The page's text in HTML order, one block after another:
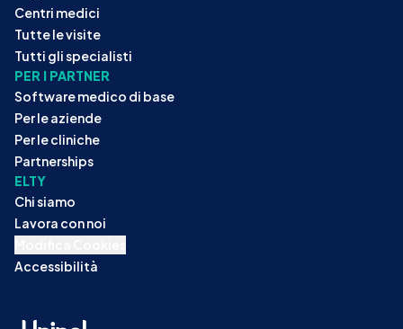
Centri medici
Tutte le visite
Tutti gli specialisti
PER I PARTNER
Software medico di base
Per le aziende
Per le cliniche
Partnerships
ELTY
Chi siamo
Lavora con noi
Accessibilità